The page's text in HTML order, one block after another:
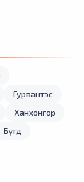
Гурвантэс
Ханхонгор
Бүгд